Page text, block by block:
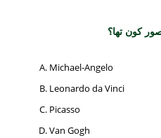
کون تھا؟
Michael-Angelo
Leonardo da Vinci
Picasso
Van Gogh